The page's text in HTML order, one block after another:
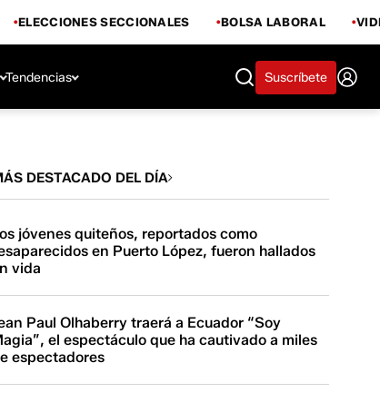
ELECCIONES SECCIONALES BOLSA LABORAL
Tendencias Suscríbete
DESTACADO DEL DÍA
jóvenes quiteños, reportados como
en Puerto López, fueron hallados
vida
Paul Olhaberry traerá a Ecuador “Soy
el espectáculo que ha cautivado a miles
espectadores